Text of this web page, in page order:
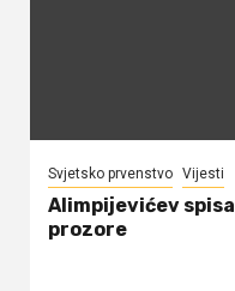
Svjetsko prvenstvo Vijesti
Alimpijevićev
prozore